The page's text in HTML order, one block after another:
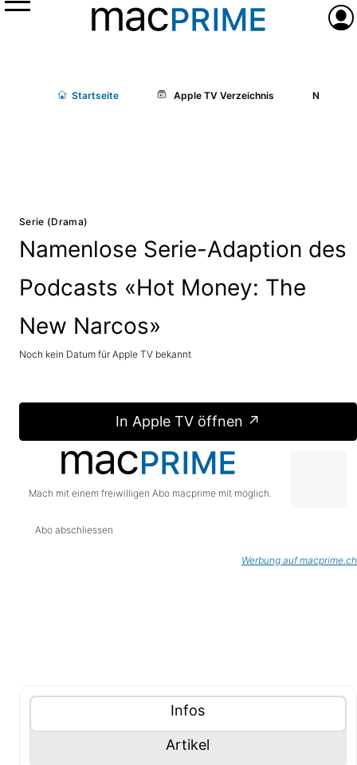
Menü
Startseite Apple TV Verzeichnis
Serie (Drama)
Namenlose Serie-Adaption des
Podcasts «Hot Money: The
New Narcos»
Noch kein Datum für Apple TV bekannt
In Apple TV öffnen ↗
Mach mit einem freiwilligen Abo macprime mit möglich.
Abo abschliessen
Werbung auf macprime.ch
Inhalte (Tabliste)
Tablisten-Hilfe: Benutze die Tablisten-Controls
Tablisten-Controls Panel mit
Infosanzeigen
Panel mit
Artikel